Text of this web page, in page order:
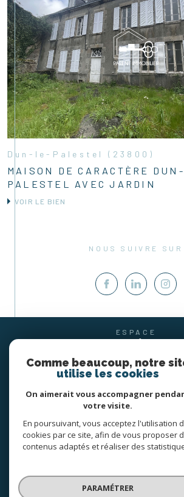
Dun-le-Palestel (23800)
MAISON DE CARACTÈRE
PALESTEL AVEC JARDIN
VOIR LE BIEN
NOUS SUIVRE SUR
ESPACE
SE
© 2026 | TOUS DROITS RÉSERVÉS | TRADUCTION
PLAN DU SITE MENTIONS LÉGALES
POLITIQUE RGPD
Comme beaucoup, notre
utilise les cookies
On aimerait vous accompagner
votre visite.
En poursuivant, vous acceptez l'utilisation
cookies par ce site, afin de vous proposer
contenus adaptés et réaliser des
PARAMÉTRER